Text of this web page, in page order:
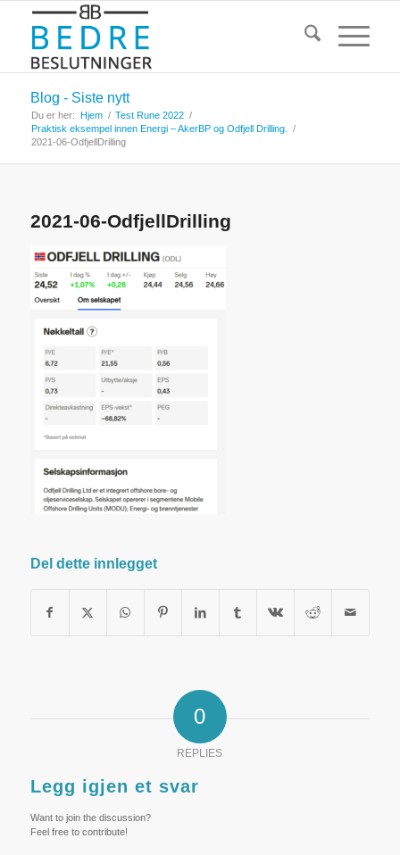
Blog - Siste nytt
Du er her: Hjem / Test Rune 2022 /
Praktisk eksempel innen Energi – AkerBP og Odfjell Drilling.
/
2021-06-OdfjellDrilling
2021-06-OdfjellDrilling
Del dette innlegget
0
REPLIES
Legg igjen et svar
Want to join the discussion?
Feel free to contribute!